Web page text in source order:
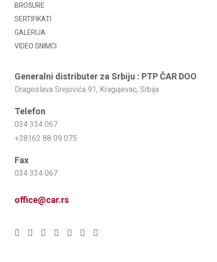
BROŠURE
SERTIFIKATI
GALERIJA
VIDEO SNIMCI
Generalni distributer za Srbiju : PTP ČAR DOO
Dragoslava Srejovića 91, Kragujevac, Srbija
Telefon
034 334 067
+38162 88 09 075
Fax
034 334 067
office@car.rs